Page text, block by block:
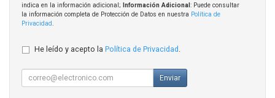
indica en la información adicional;
Información Adicional : Puede consultar
la información completa de Protección de Datos en nuestra Política de
Privacidad
He leído y acepto la Política de Privacidad
Enviar